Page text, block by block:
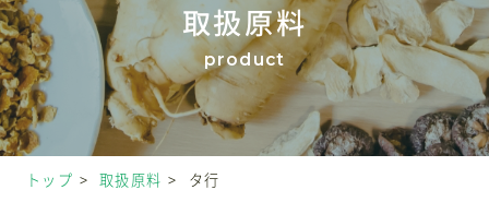
当社の強み
事業内容
取扱原料
取扱原料
トップ 取扱原料 タ行